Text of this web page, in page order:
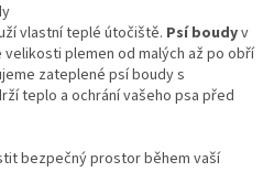
s
u
vlastní teplé útočiště. Psí boudyv
plemen od malých až po obří
zateplené psí boudy s
teplo a ochrání vašeho psa před
bezpečný prostor během vaší